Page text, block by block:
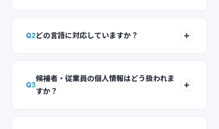
Q2どの言語に対応していますか？
Q3
候補者・従業員の個人情報はどう扱われま
すか？